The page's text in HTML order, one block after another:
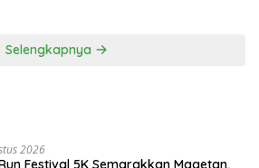
Selengkapnya
2026